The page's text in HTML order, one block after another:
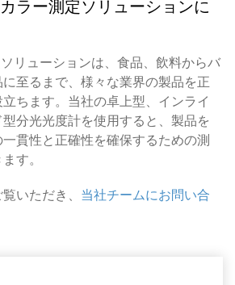
ラー測定ソリューションに
リューションは、食品、飲料からバ
至るまで、様々な業界の製品を正
ちます。当社の卓上型、インライ
分光光度計を使用すると、製品を
貫性と正確性を確保するための測
す。
いただき、 当社チームにお問い合